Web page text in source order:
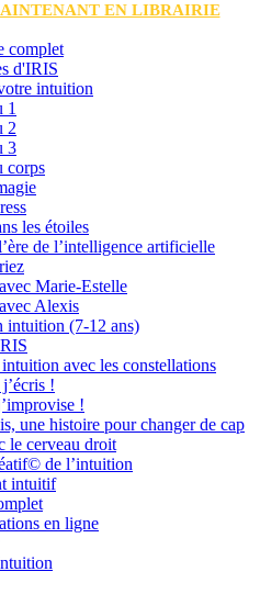
EN LIBRAIRIE
complet
d'IRIS
intuition
1
2
3
corps
les étoiles
de l’intelligence artificielle
Marie-Estelle
Alexis
intuition (7-12 ans)
avec les constellations
!
!
une histoire pour changer de cap
le cerveau droit
de l’intuition
intuitif
en ligne